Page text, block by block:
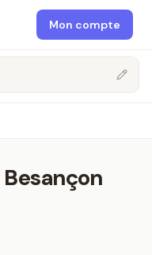
Mon compte
Besançon